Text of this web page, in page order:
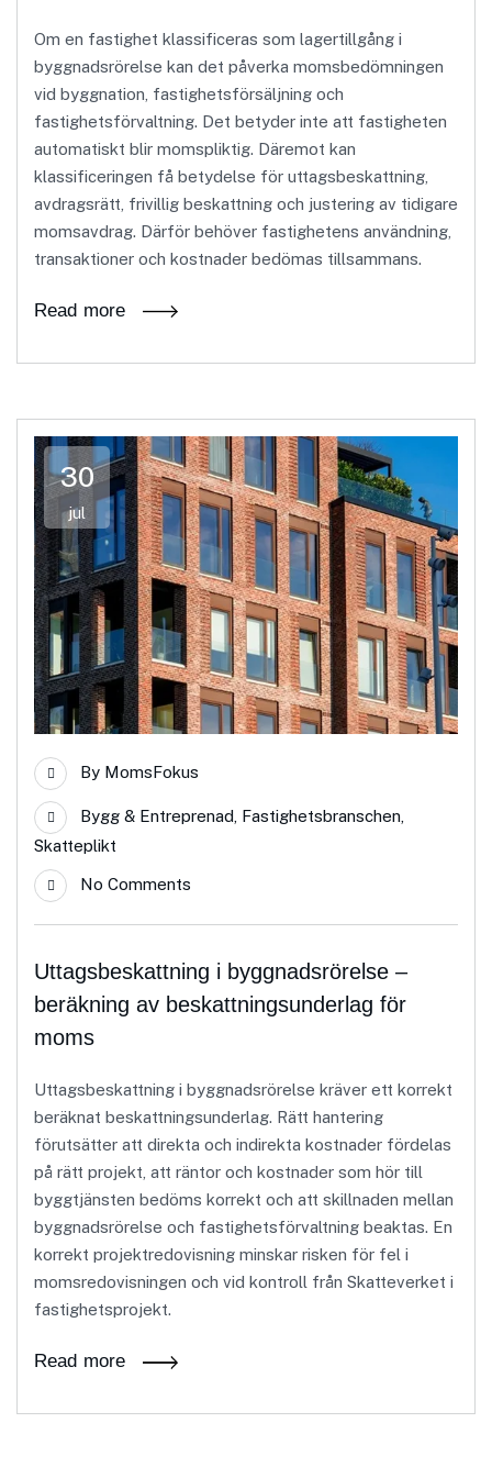
Om en fastighet klassificeras som lagertillgång i
byggnadsrörelse kan det påverka momsbedömningen
vid byggnation, fastighetsförsäljning och
fastighetsförvaltning. Det betyder inte att fastigheten
automatiskt blir momspliktig. Däremot kan
klassificeringen få betydelse för uttagsbeskattning,
avdragsrätt, frivillig beskattning och justering av tidigare
momsavdrag. Därför behöver fastighetens användning,
transaktioner och kostnader bedömas tillsammans.
Read more
30
jul
By MomsFokus
Bygg & Entreprenad, Fastighetsbranschen,
Skatteplikt
No Comments
Uttagsbeskattning i byggnadsrörelse –
beräkning av beskattningsunderlag för
moms
Uttagsbeskattning i byggnadsrörelse kräver ett korrekt
beräknat beskattningsunderlag. Rätt hantering
förutsätter att direkta och indirekta kostnader fördelas
på rätt projekt, att räntor och kostnader som hör till
byggtjänsten bedöms korrekt och att skillnaden mellan
byggnadsrörelse och fastighetsförvaltning beaktas. En
korrekt projektredovisning minskar risken för fel i
momsredovisningen och vid kontroll från Skatteverket i
fastighetsprojekt.
Read more